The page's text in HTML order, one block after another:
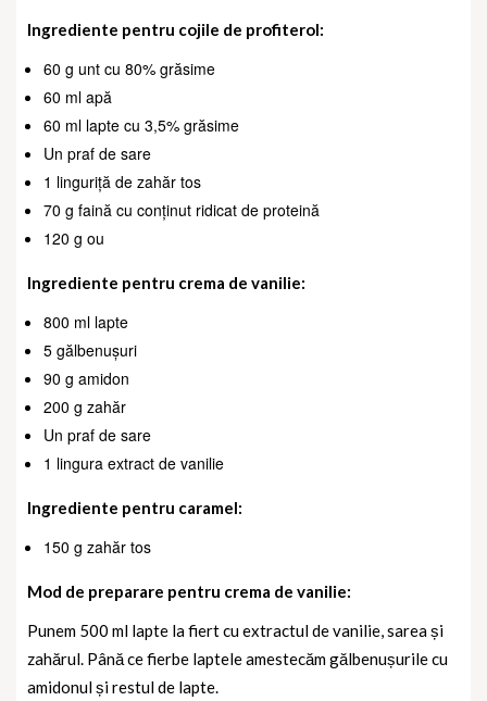
Ingrediente pentru cojile de profiterol:
60 g unt cu 80% grăsime
60 ml apă
60 ml lapte cu 3,5% grăsime
Un praf de sare
1 linguriță de zahăr tos
70 g faină cu conținut ridicat de proteină
120 g ou
Ingrediente pentru crema de vanilie:
800 ml lapte
5 gălbenușuri
90 g amidon
200 g zahăr
Un praf de sare
1 lingura extract de vanilie
Ingrediente pentru caramel:
150 g zahăr tos
Mod de preparare pentru crema de vanilie:
Punem 500 ml lapte la fiert cu extractul de vanilie, sarea și
zahărul. Până ce fierbe laptele amestecăm gălbenușurile cu
amidonul și restul de lapte.